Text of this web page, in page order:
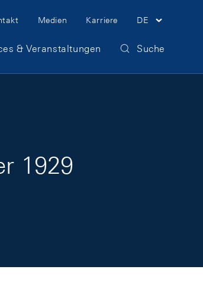
Navigation
Medien Karriere DE
& Veranstaltungen Suche
1929